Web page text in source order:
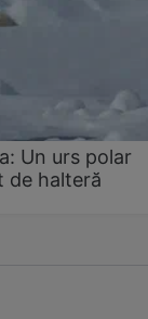
Un urs polar
de halteră